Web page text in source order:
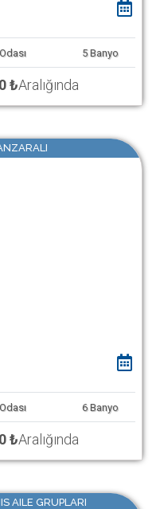
5 Banyo
₺Aralığında
6 Banyo
₺Aralığında
AILE GRUPLARI